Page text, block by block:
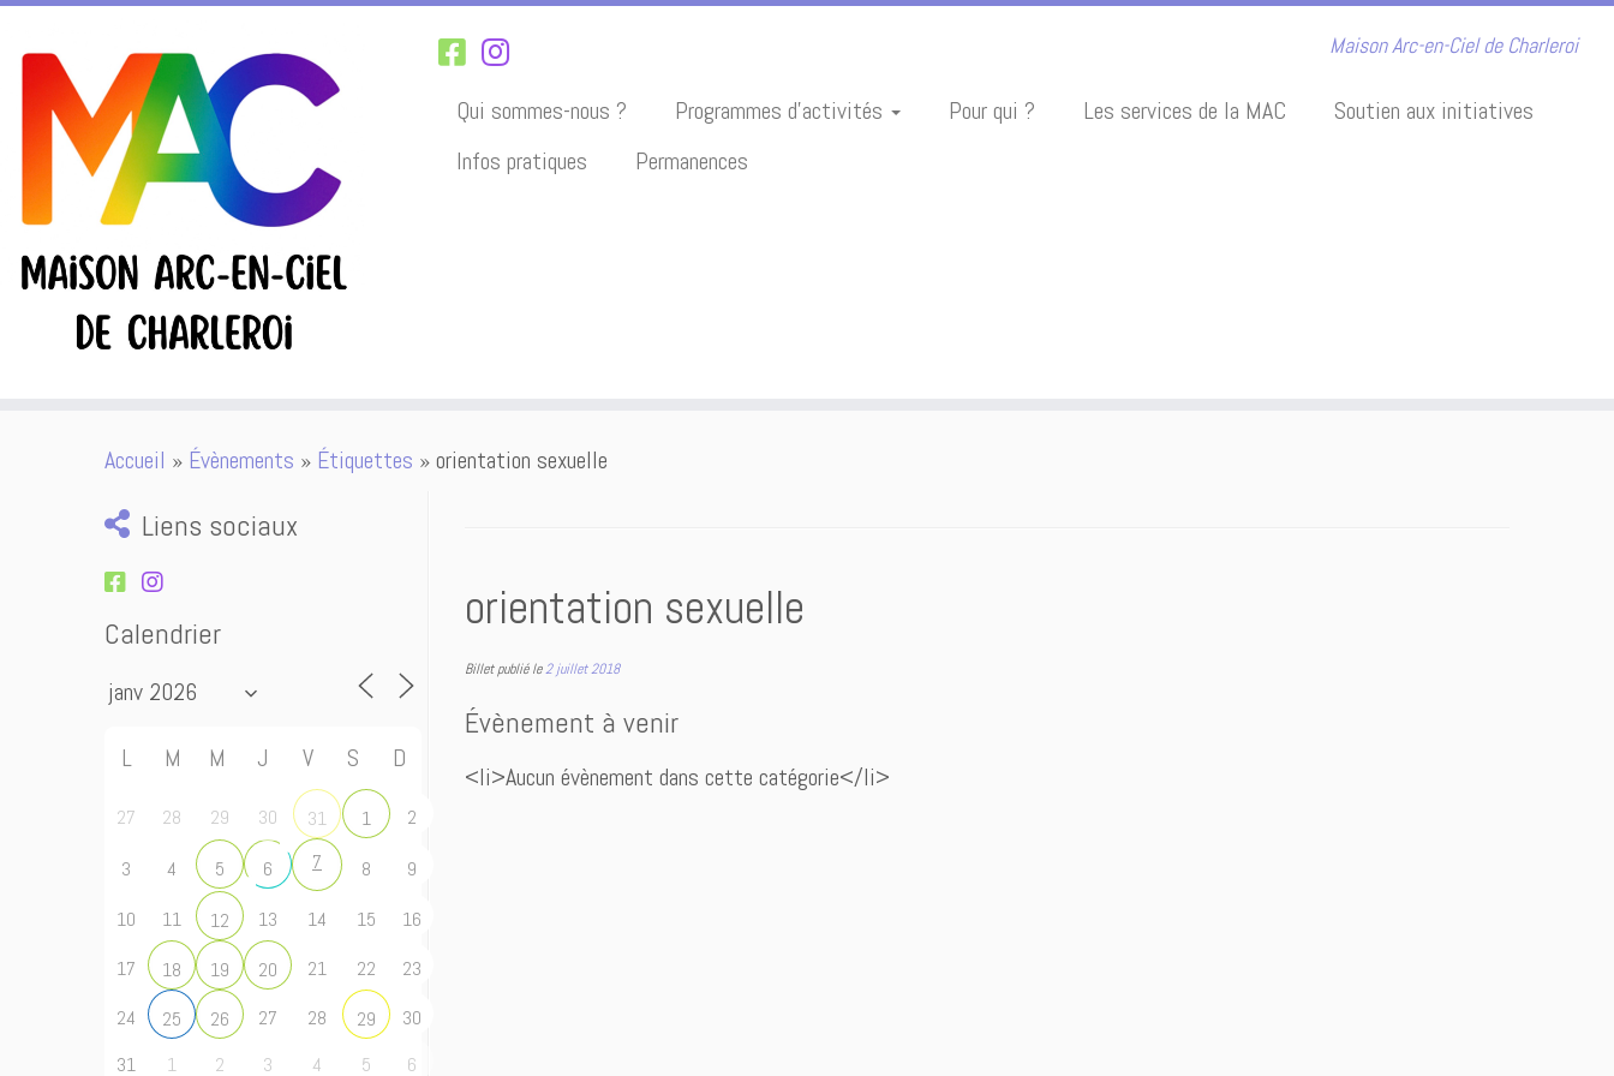
Maison Arc-en-Ciel de Charleroi
Qui sommes-nous ? Programmes d’activités Pour qui ? Les services de la MAC
Soutien aux initiatives
Infos pratiques
Permanences
Accueil » Évènements » Étiquettes »orientation sexuelle
Liens sociaux
Calendrier
L M M J V S D
27 28 29 30 31 1 2
3 4 5 6 7 8 9
10 11 12 13 14 15
16
17
18 19 20 21 22
23
24
25 26 27 28 29
30
31
1 2 3 4 5 6
orientation sexuelle
Billet publié le2 juillet 2018
Évènement à venir
<li>Aucun évènement dans cette catégorie</li>